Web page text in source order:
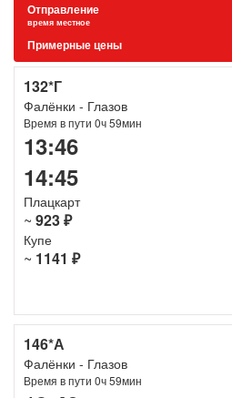
Отправление
время местное
Примерные цены
132*Г
Фалёнки - Глазов
Время в пути 0ч 59мин
13:46
14:45
Плацкарт
~ 923 ₽
Купе
~ 1141 ₽
146*А
Фалёнки - Глазов
Время в пути 0ч 59мин